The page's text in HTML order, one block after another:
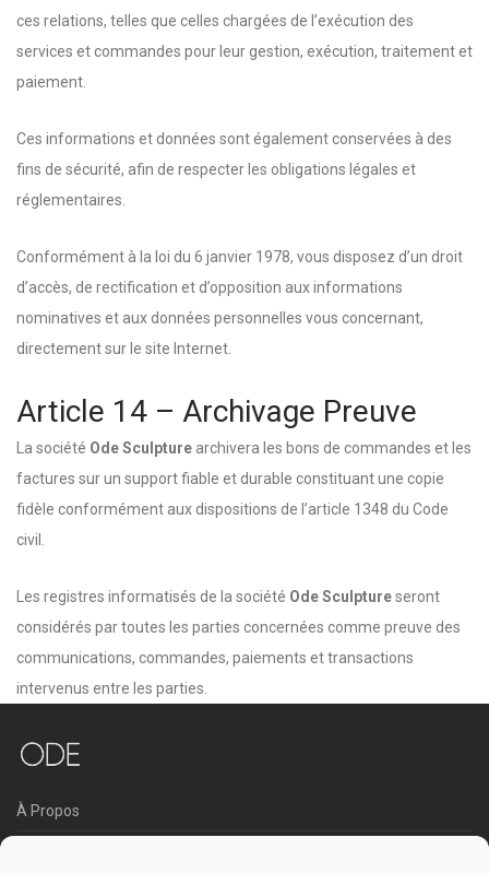
ces relations, telles que celles chargées de l’exécution des
services et commandes pour leur gestion, exécution, traitement et
paiement.
Ces informations et données sont également conservées à des
fins de sécurité, afin de respecter les obligations légales et
réglementaires.
Conformément à la loi du 6 janvier 1978, vous disposez d’un droit
d’accès, de rectification et d’opposition aux informations
nominatives et aux données personnelles vous concernant,
directement sur le site Internet.
Article 14 – Archivage Preuve
La société Ode Sculpture archivera les bons de commandes et les
factures sur un support fiable et durable constituant une copie
fidèle conformément aux dispositions de l’article 1348 du Code
civil.
Les registres informatisés de la société Ode Sculptureseront
considérés par toutes les parties concernées comme preuve des
communications, commandes, paiements et transactions
intervenus entre les parties.
À Propos